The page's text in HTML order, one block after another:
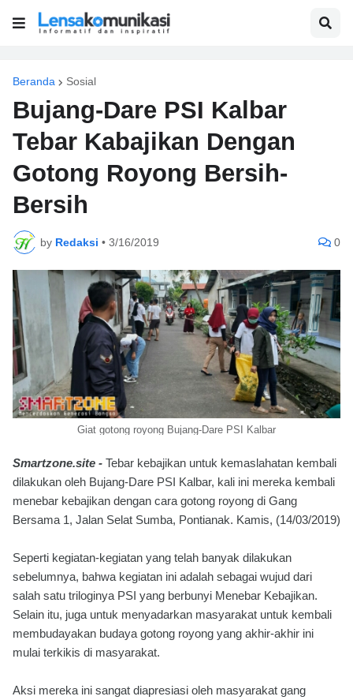
Beranda Sosial
Bujang-Dare PSI Kalbar
Tebar Kabajikan Dengan
Gotong Royong Bersih-
Bersih
by Redaksi • 3/16/2019 0
Giat gotong royong Bujang-Dare PSI Kalbar
Smartzone.site - Tebar kebajikan untuk kemaslahatan kembali
dilakukan oleh Bujang-Dare PSI Kalbar, kali ini mereka kembali
menebar kebajikan dengan cara gotong royong di Gang
Bersama 1, Jalan Selat Sumba, Pontianak. Kamis, (14/03/2019)
Seperti kegiatan-kegiatan yang telah banyak dilakukan
sebelumnya, bahwa kegiatan ini adalah sebagai wujud dari
salah satu triloginya PSI yang berbunyi Menebar Kebajikan.
Selain itu, juga untuk menyadarkan masyarakat untuk kembali
membudayakan budaya gotong royong yang akhir-akhir ini
mulai terkikis di masyarakat.
Aksi mereka ini sangat diapresiasi oleh masyarakat gang